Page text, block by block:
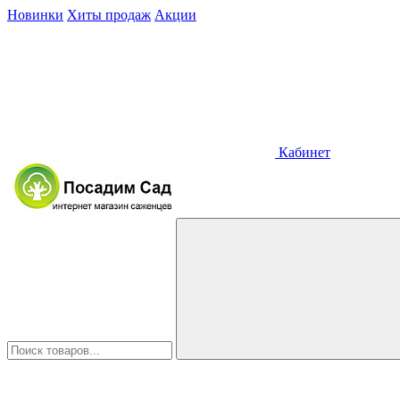
Новинки Хиты продаж Акции
Кабинет